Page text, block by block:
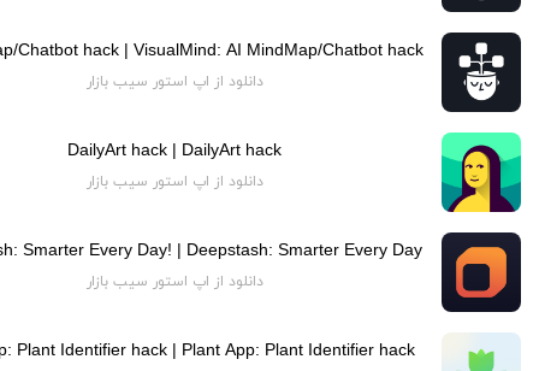
دانلود از اپ استور سیب بازار
DailyArt hack | DailyArt hack
دانلود از اپ استور سیب بازار
Smarter Every Day! | Deepstash: Smarter Every Day!
دانلود از اپ استور سیب بازار
Plant Identifier hack | Plant App: Plant Identifier hack